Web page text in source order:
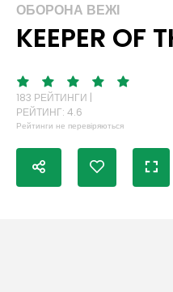
ОБОРОНА ВЕЖІ
KEEPER OF
183 РЕЙТИНГИ |
РЕЙТИНГ: 4.6
Рейтинги не перевіряються